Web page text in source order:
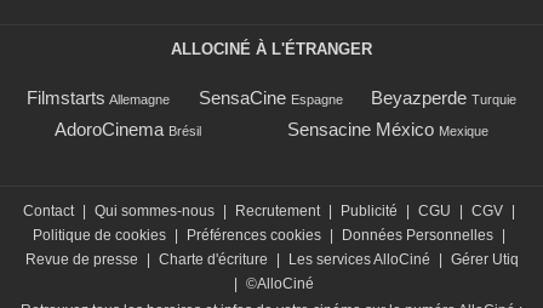
ALLOCINÉ À L'ÉTRANGER
Filmstarts Allemagne SensaCine Espagne Beyazperde Turquie
AdoroCinema Brésil Sensacine México Mexique
Contact | Qui sommes-nous | Recrutement | Publicité | CGU | CGV |
Politique de cookies | Préférences cookies | Données Personnelles |
Revue de presse
| Charte d'écriture | Les services AlloCiné | Gérer Utiq
| ©AlloCiné